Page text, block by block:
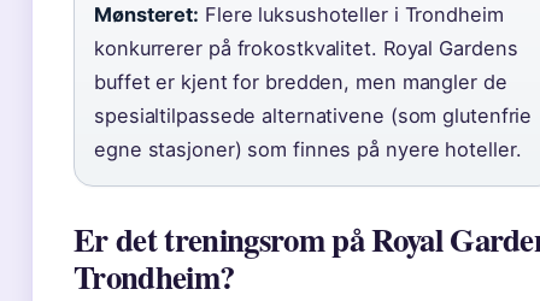
Mønsteret: Flere luksushoteller i Trondheim
konkurrerer på frokostkvalitet. Royal Gardens
buffet er kjent for bredden, men mangler de
spesialtilpassede alternativene (som glutenfrie
egne stasjoner) som finnes på nyere hoteller.
Er det treningsrom på Royal
Trondheim?